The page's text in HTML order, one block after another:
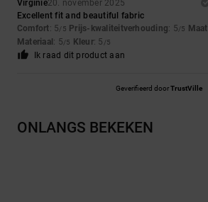
Virginie20. november 2025
Excellent fit and beautiful fabric
Comfort: 5/5 Prijs-kwaliteitverhouding: 5/5 Maat
Materiaal : 5/5 Kleur: 5 /5
Ik raad dit product aan
Geverifieerd doorTrustVille
ONLANGS BEKEKEN